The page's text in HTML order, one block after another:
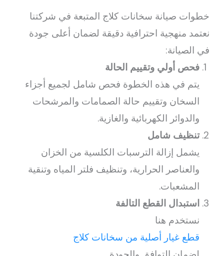
خطوات صيانة سخانات كلاج المتبعة في شركتنا
نعتمد منهجية احترافية دقيقة لضمان أعلى جودة
في الصيانة:
فحص أولي وتقييم الحالة
يتم في هذه الخطوة فحص شامل لجميع أجزاء
السخان وتقييم حالة الصمامات والمرشحات
والدوائر الكهربائية والغازية.
تنظيف شامل
يشمل إزالة الترسبات الكلسية من الخزان
والعناصر الحرارية، وتنظيف فلتر المياه وتنقية
المشعبات.
استبدال القطع التالفة
نستخدم هنا
قطع غيار أصلية من سخانات كلاج